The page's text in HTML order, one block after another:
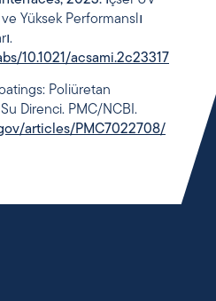
Yüksek Performanslı
10.1021/acsami.2c23317
Poliüretan
Direnci. PMC/NCBI.
articles/PMC7022708/